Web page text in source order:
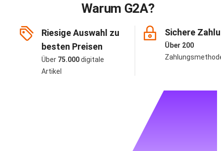
Warum G2A?
Riesige Auswahl zu
besten Preisen
Über 75.000digitale
Artikel
Sichere
Über 200